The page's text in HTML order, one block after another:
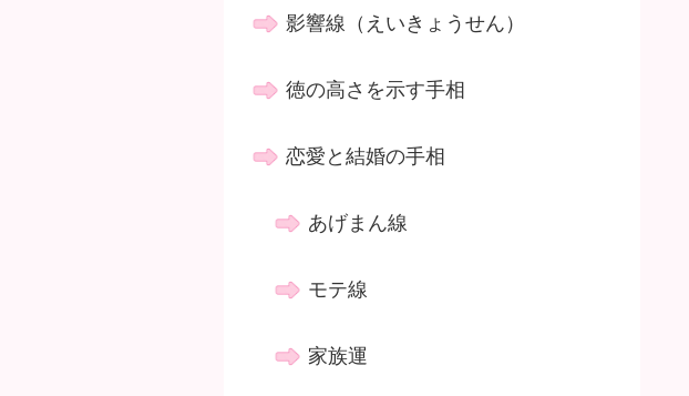
影響線（えいきょうせん）
徳の高さを示す手相
恋愛と結婚の手相
あげまん線
モテ線
家族運